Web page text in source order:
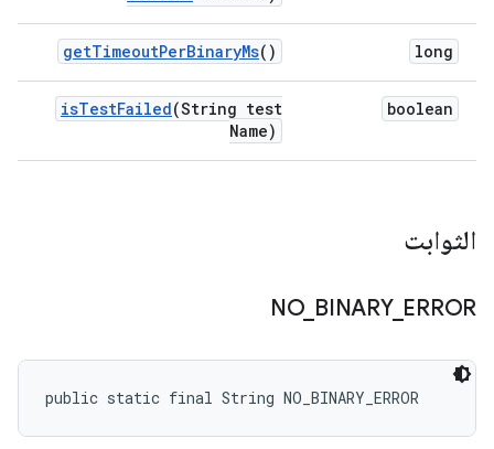
long
getTimeoutPerBinaryMs()
boolean
isTestFailed(String test
Name)
الثوابت
NO_ BINARY_ ERROR
public static final String NO_BINARY_ERROR